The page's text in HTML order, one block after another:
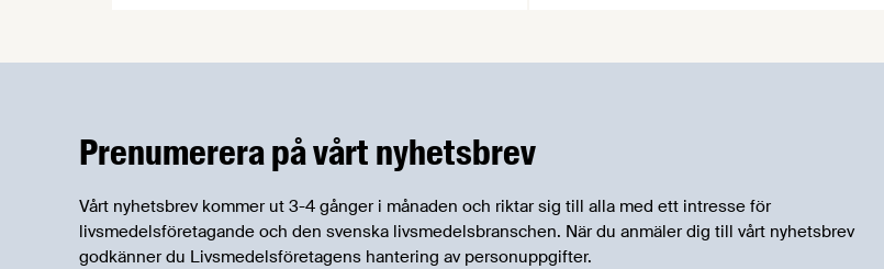
hälsofrågor? Och hur har svenskarnas
på detta och mycket mer har
branschorganisationen
Livsmedelsföretagen låtit
analysföretaget Demoskop göra en
undersökning bland allmänheten på
vara fullt av tips och tricks som gör ditt
Prenumerera på vårt nyhetsbrev
Vårt nyhetsbrev kommer ut 3-4 gånger i månaden och riktar sig till alla med ett intresse för
livsmedelsföretagande och den svenska livsmedelsbranschen. När du anmäler dig till vårt nyhetsbrev
godkänner du Livsmedelsföretagens hantering av personuppgifter.